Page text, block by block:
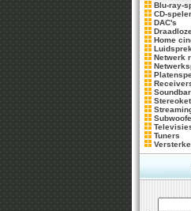
Blu-ray-
CD-
DAC's
Home
Netwerk
Tuners